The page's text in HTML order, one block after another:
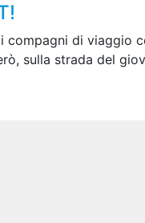
compagni di viaggio
sulla strada del